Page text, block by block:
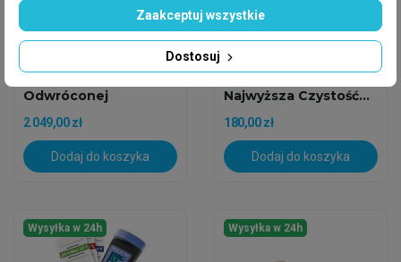
Profesjonalny System
Odwróconej
Osmozy...
2 049,00 zł
Dodaj do koszyka
Żywica Jonowymienna
ARKA Resin-Pure 4L
Najwyższa Czystość...
180,00 zł
Dodaj do koszyka
Wysyłka w 24h Wysyłka w 24h
Dostosuj
Zaakceptuj wszystkie